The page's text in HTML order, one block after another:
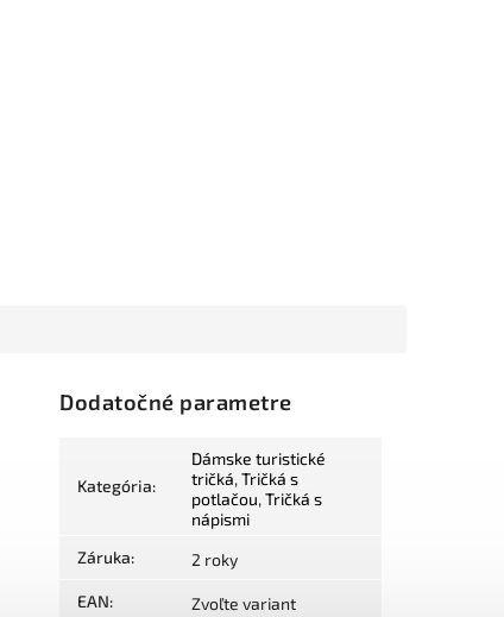
Dodatočné parametre
Kategória:
Dámske turistické
tričká,Tričká s
potlačou,Tričká s
nápismi
Záruka: 2 roky
EAN: Zvoľte variant